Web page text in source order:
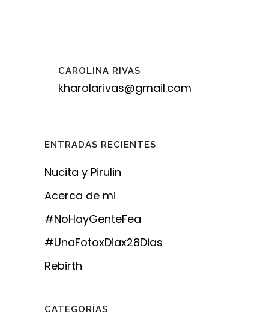
CAROLINA RIVAS
kharolarivas@gmail.com
ENTRADAS RECIENTES
Nucita y Pirulin
Acerca de mi
#NoHayGenteFea
#UnaFotoxDiax28Dias
Rebirth
CATEGORÍAS